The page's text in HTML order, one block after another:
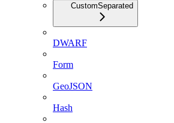
CustomSeparated
DWARF
Form
GeoJSON
Hash